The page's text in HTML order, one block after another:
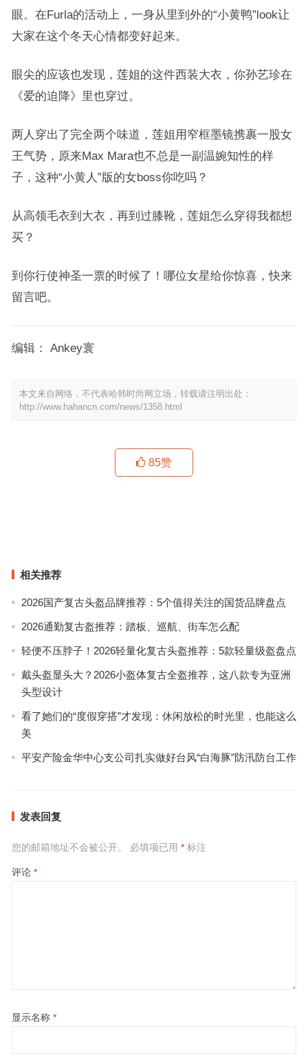
眼。在Furla的活动上，一身从里到外的“小黄鸭”look让
大家在这个冬天心情都变好起来。
眼尖的应该也发现，莲姐的这件西装大衣，你孙艺珍在
《爱的迫降》里也穿过。
两人穿出了完全两个味道，莲姐用窄框墨镜携裹一股女
王气势，原来Max Mara也不总是一副温婉知性的样
子，这种“小黄人”版的女boss你吃吗？
从高领毛衣到大衣，再到过膝靴，莲姐怎么穿得我都想
买？
到你行使神圣一票的时候了！哪位女星给你惊喜，快来
留言吧。
编辑： Ankey寰
本文来自网络，不代表哈韩时尚网立场，转载请注明出处：
http://www.hahancn.com/news/1358.html
85赞
相关推荐
2026国产复古头盔品牌推荐：5个值得关注的国货品牌盘点
2026通勤复古盔推荐：踏板、巡航、街车怎么配
轻便不压脖子！2026轻量化复古头盔推荐：5款轻量级盔盘点
戴头盔显头大？2026小盔体复古全盔推荐，这八款专为亚洲
头型设计
看了她们的“度假穿搭”才发现：休闲放松的时光里，也能这么
美
平安产险金华中心支公司扎实做好台风“白海豚”防汛防台工作
发表回复
您的邮箱地址不会被公开。 必填项已用 *标注
评论 *
显示名称 *